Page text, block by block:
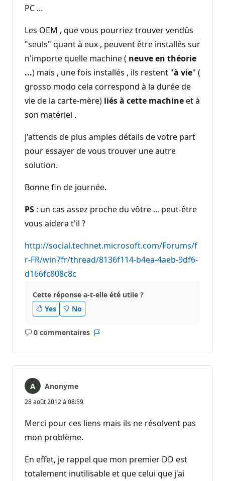
PC ...
Les OEM , que vous pourriez trouver vendûs
"seuls" quant à eux , peuvent être installés sur
n'importe quelle machine ( neuve en théorie
...) mais , une fois installés , ils restent "à vie" (
grosso modo cela correspond à la durée de
vie de la carte-mère) liés à cette machineet à
son matériel .
J'attends de plus amples détails de votre part
pour essayer de vous trouver une autre
solution.
Bonne fin de journée.
PS : un cas assez proche du vôtre ... peut-être
vous aidera t'il ?
http://social.technet.microsoft.com/Forums/f
r-FR/win7fr/thread/8136f114-b4ea-4aeb-9df6-
d166fc808c8c
Cette réponse a-t-elle été utile ?
Yes
No
0 commentaires
Aucun
Anonyme
28 août 2012 à 08:59
Merci pour ces liens mais ils ne résolvent pas
mon problème.
En effet, je rappel que mon premier DD est
totalement inutilisable et que celui que j'ai